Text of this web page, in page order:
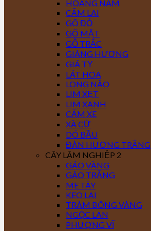
HOÀNG NAM
CẨM LAI
GÕ ĐỎ
GÕ MẬT
GỖ TRẮC
GIÁNG HƯƠNG
GIÁ TỴ
LÁT HOA
LONG NÃO
LIM XẸT
LIM XANH
CĂM XE
XÀ CỪ
DÓ BẦU
ĐÀN HƯƠNG TRẮNG
CÂY LÂM NGHIỆP 2
GÁO VÀNG
GÁO TRẮNG
ME TÂY
KEO LAI
TRÀM BÔNG VÀNG
NGỌC LAN
PHƯỢNG VĨ